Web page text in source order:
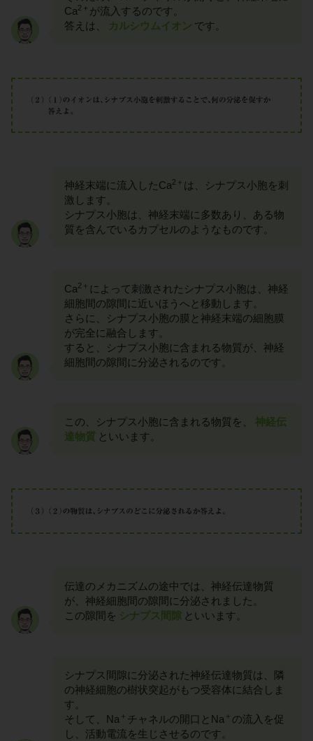
Ca2＋ が流入するのです。
答えは、
カルシウムイオン です。
神経末端に流入したCa2＋ は、シナプス小胞を刺
激します。
シナプス小胞は、神経末端に多数あり、ある物
質を含んでいるカプセルのようなものです。
Ca2＋ によって刺激されたシナプス小胞は、神経
細胞間の隙間に近いほうへと移動します。
さらに、シナプス小胞の膜と神経末端の細胞膜
が完全に融合します。
すると、シナプス小胞に含まれる物質が、神経
細胞間の隙間に分泌されるのです。
この、シナプス小胞に含まれる物質を、
神経伝
達物質 といいます。
伝達のメカニズムの途中では、神経伝達物質
が、神経細胞間の隙間に分泌されました。
この隙間を シナプス間隙 といいます。
シナプス間隙に分泌された神経伝達物質は、隣
の神経細胞の樹状突起がもつ受容体に結合しま
す。
そして、Na ＋ チャネルの開口とNa ＋ の流入を促
し、活動電流を生じさせるのです。